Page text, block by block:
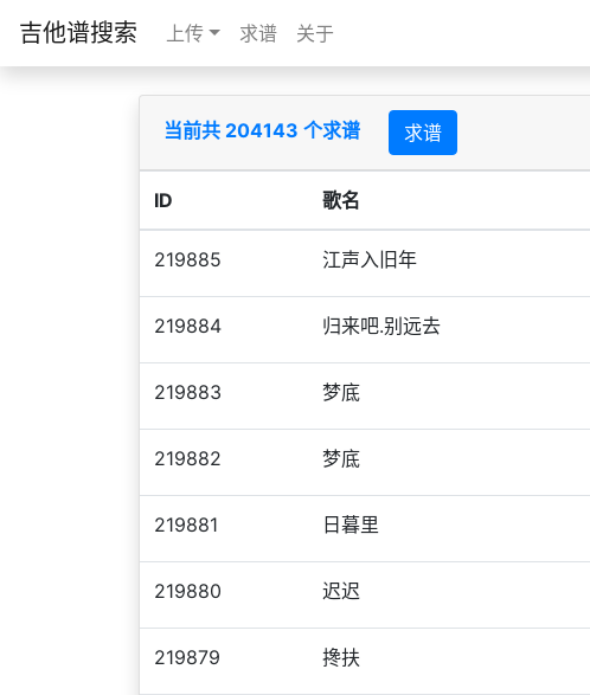
吉他谱搜索 上传 求谱 关于
当前共 204143 个求谱 求谱
ID 歌名
219885 江声入旧年
219884 归来吧.别远去
219883 梦底
219882 梦底
219881 日暮里
219880 迟迟
219879 搀扶